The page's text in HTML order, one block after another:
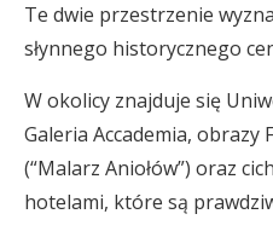
Te dwie przestrzenie
słynnego historycznego
W okolicy znajduje się
Galeria Accademia, obrazy
(“Malarz Aniołów”) oraz
hotelami, które są